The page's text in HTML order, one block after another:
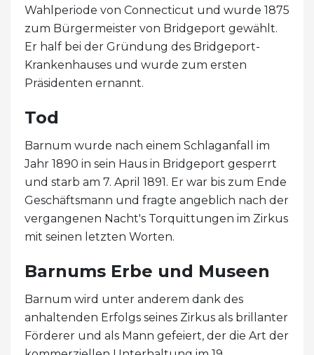
Wahlperiode von Connecticut und wurde 1875
zum Bürgermeister von Bridgeport gewählt.
Er half bei der Gründung des Bridgeport-
Krankenhauses und wurde zum ersten
Präsidenten ernannt.
Tod
Barnum wurde nach einem Schlaganfall im
Jahr 1890 in sein Haus in Bridgeport gesperrt
und starb am 7. April 1891. Er war bis zum Ende
Geschäftsmann und fragte angeblich nach der
vergangenen Nacht's Torquittungen im Zirkus
mit seinen letzten Worten.
Barnums Erbe und Museen
Barnum wird unter anderem dank des
anhaltenden Erfolgs seines Zirkus als brillanter
Förderer und als Mann gefeiert, der die Art der